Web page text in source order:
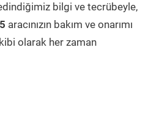
bilgi ve tecrübeyle,
aracınızın bakım ve onarımı
olarak her zaman